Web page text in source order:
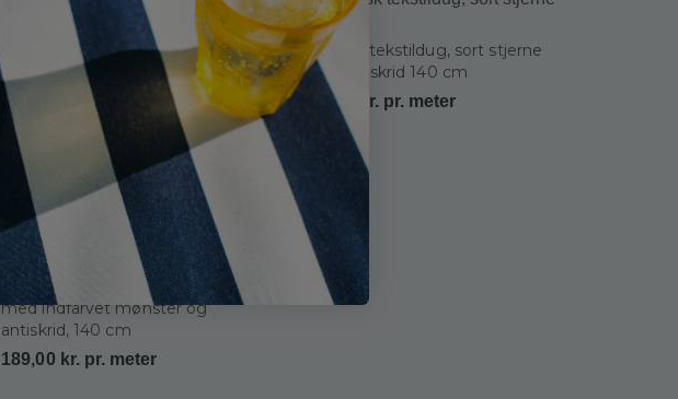
Jacquardvævet textildug, koksgrå
med indfarvet mønster og
antiskrid, 140 cm
189,00 kr. pr. meter
Damask tekstildug, sort stjerne
med antiskrid 140 cm
169,00 kr. pr. meter